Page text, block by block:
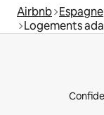
Airbnb Espagne
Logements